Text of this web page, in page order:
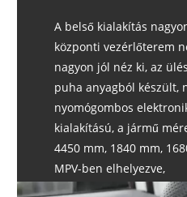
A belső kialakítás
központi vezérlőterem
nagyon jól néz ki, az
puha anyagból készült,
nyomógombos
kialakítású, a jármű
4450 mm, 1840 mm,
MPV-ben elhelyezve,